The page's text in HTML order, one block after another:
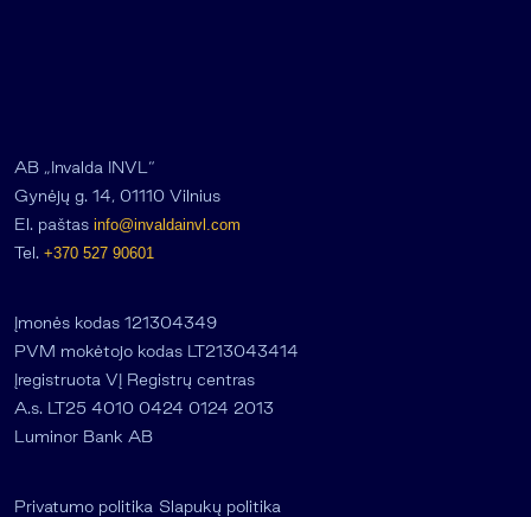
AB „Invalda INVL“
Gynėjų g. 14, 01110 Vilnius
El. paštas info@invaldainvl.com
Tel. +370 527 90601
Įmonės kodas 121304349
PVM mokėtojo kodas LT213043414
Įregistruota VĮ Registrų centras
A.s. LT25 4010 0424 0124 2013
Luminor Bank AB
Privatumo politika Slapukų politika